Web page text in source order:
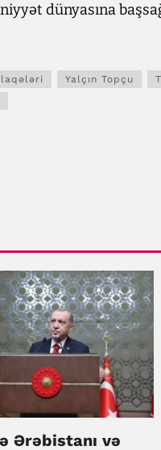
dünyasına
Yalçın Topçu
Ərəbistanı və